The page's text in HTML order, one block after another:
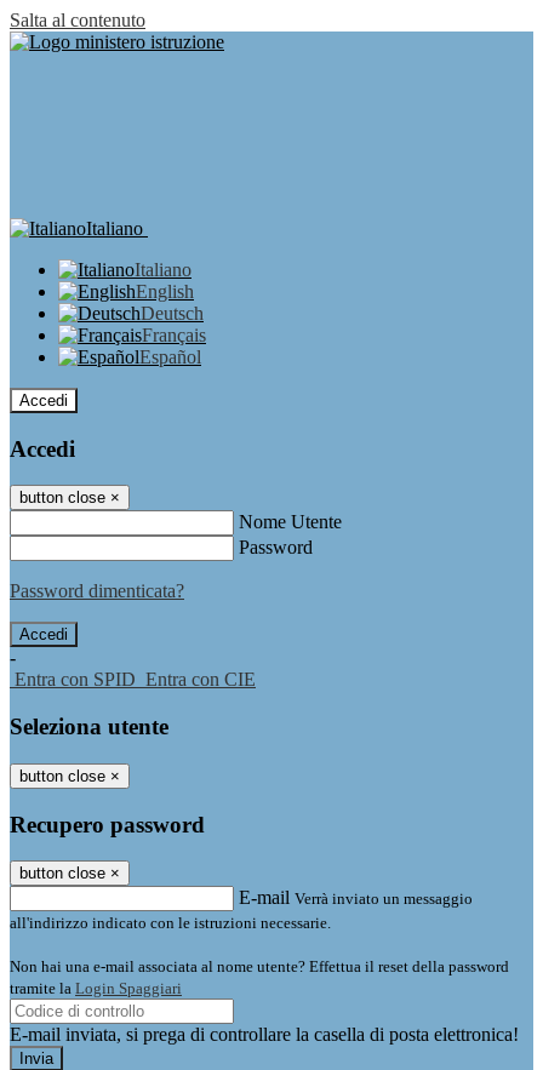
Salta al contenuto
Italiano
Italiano
English
Deutsch
Français
Español
Accedi
Accedi
button close ×
Nome Utente
Password
Password dimenticata?
-
Entra con SPID Entra con CIE
Seleziona utente
button close ×
Recupero password
button close ×
E-mail Verrà inviato un messaggio
all'indirizzo indicato con le istruzioni necessarie.
Non hai una e-mail associata al nome utente? Effettua il reset della password
tramite la Login Spaggiari
E-mail inviata, si prega di controllare la casella di posta elettronica!